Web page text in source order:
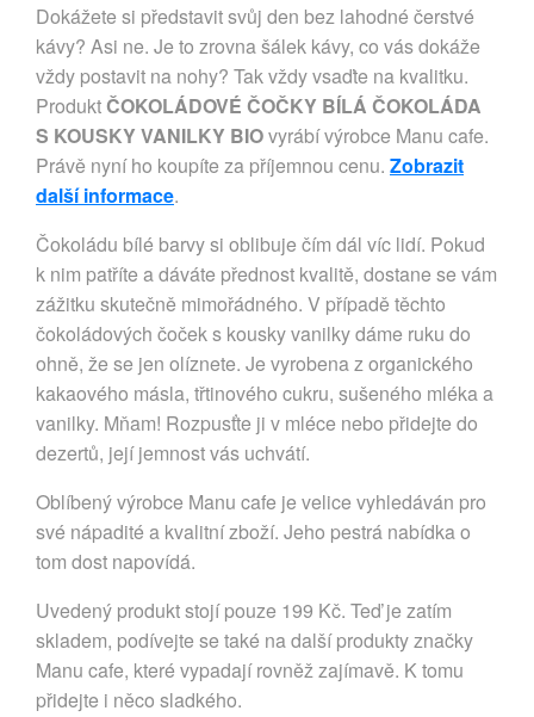
Dokážete si představit svůj den bez lahodné čerstvé
kávy? Asi ne. Je to zrovna šálek kávy, co vás dokáže
vždy postavit na nohy? Tak vždy vsaďte na kvalitku.
ProduktČOKOLÁDOVÉ ČOČKY BÍLÁ ČOKOLÁDA
S KOUSKY VANILKY BIOvyrábí výrobce Manu cafe.
Právě nyní ho koupíte za příjemnou cenu. Zobrazit
další informace.
Čokoládu bílé barvy si oblibuje čím dál víc lidí. Pokud
k nim patříte a dáváte přednost kvalitě, dostane se vám
zážitku skutečně mimořádného. V případě těchto
čokoládových čoček s kousky vanilky dáme ruku do
ohně, že se jen olíznete. Je vyrobena z organického
kakaového másla, třtinového cukru, sušeného mléka a
vanilky. Mňam! Rozpusťte ji v mléce nebo přidejte do
dezertů, její jemnost vás uchvátí.
Oblíbený výrobce Manu cafe je velice vyhledáván pro
své nápadité a kvalitní zboží. Jeho pestrá nabídka o
tom dost napovídá.
Uvedený produkt stojí pouze 199 Kč. Teď je zatím
skladem, podívejte se také na další produkty značky
Manu cafe, které vypadají rovněž zajímavě. K tomu
přidejte i něco sladkého.